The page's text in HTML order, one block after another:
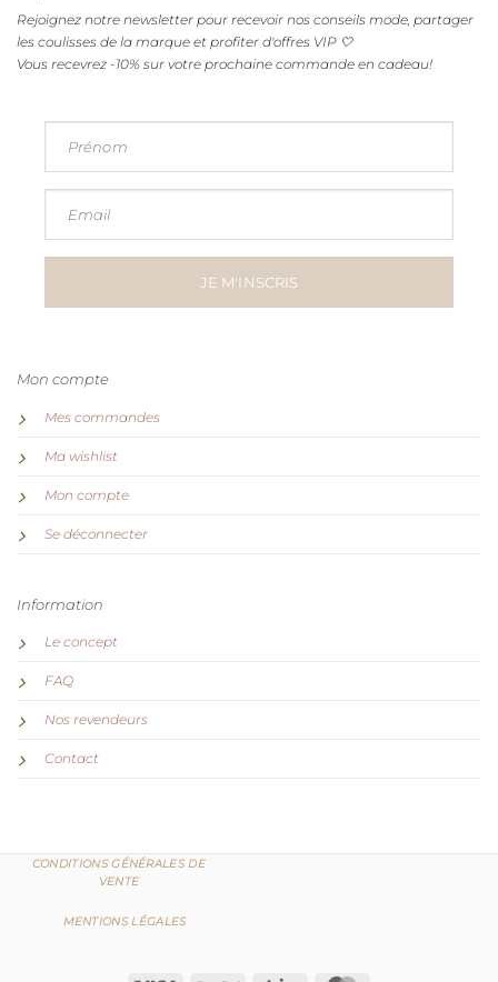
Mon compte
Mes commandes
Ma wishlist
Mon compte
Se déconnecter
Information
Le concept
FAQ
Nos revendeurs
Contact
Rejoignez notre newsletter pour recevoir nos conseils mode, partager
les coulisses de la marque et profiter d'offres VIP 🤍
Vous recevrez -10% sur votre prochaine commande en cadeau!
Prénom
Email
JE M'INSCRIS
CONDITIONS GÉNÉRALES DE
VENTE
MENTIONS LÉGALES